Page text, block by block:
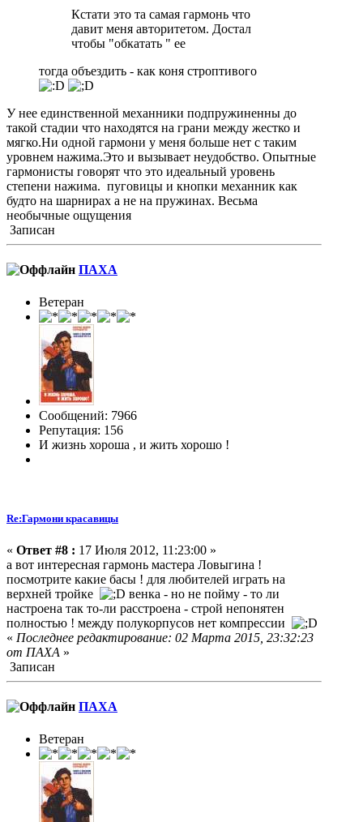
Кстати это та самая гармонь что
давит меня авторитетом. Достал
чтобы "обкатать " ее
тогда объездить - как коня строптивого
У нее единственной механники подпружиненны до
такой стадии что находятся на грани между жестко и
мягко.Ни одной гармони у меня больше нет с таким
уровнем нажима.Это и вызывает неудобство. Опытные
гармонисты говорят что это идеальный уровень
степени нажима. пуговицы и кнопки механник как
будто на шарнирах а не на пружинах. Весьма
необычные ощущения
Записан
ПАХА
Ветеран
Сообщений: 7966
Репутация: 156
И жизнь хороша , и жить хорошо !
Re:Гармони красавицы
« Ответ #8 : 17 Июля 2012, 11:23:00 »
а вот интересная гармонь мастера Ловыгина !
посмотрите какие басы ! для любителей играть на
верхней тройке
венка - но не пойму - то ли
настроена так то-ли расстроена - строй непонятен
полностью ! между полукорпусов нет компрессии
« Последнее редактирование: 02 Марта 2015, 23:32:23
от ПАХА »
Записан
ПАХА
Ветеран